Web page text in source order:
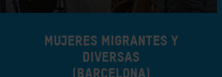
Mujeres Migrantes y
Diversas
(Barcelona)